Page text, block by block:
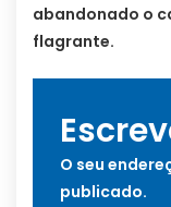
abandonado o
flagrante.
O seu
publicado.